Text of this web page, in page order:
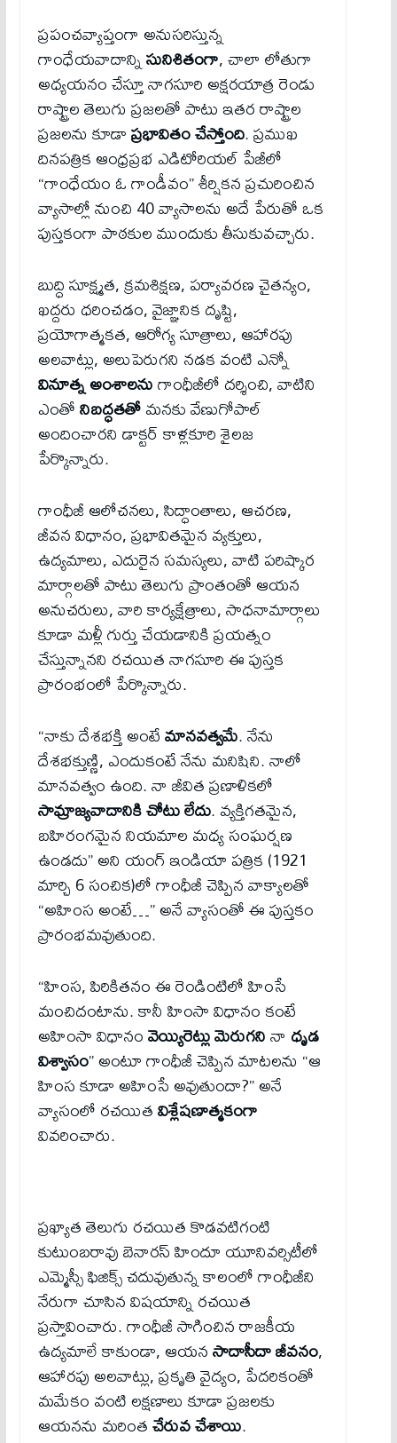
ప్రపంచవ్యాప్తంగా అనుసరిస్తున్న
గాంధేయవాదాన్నిసునిశితంగా, చాలా లోతుగా
అధ్యయనం చేస్తూ నాగసూరి అక్షరయాత్ర రెండు
రాష్ట్రాల తెలుగు ప్రజలతో పాటు ఇతర రాష్ట్రాల
ప్రజలను కూడాప్రభావితం చేస్తోంది. ప్రముఖ
దినపత్రిక ఆంధ్రప్రభ ఎడిటోరియల్ పేజీలో
“గాంధేయం ఓ గాండీవం” శీర్షికన ప్రచురించిన
వ్యాసాల్లో నుంచి 40 వ్యాసాలను అదే పేరుతో ఒక
పుస్తకంగా పాఠకుల ముందుకు తీసుకువచ్చారు.
బుద్ధి సూక్ష్మత, క్రమశిక్షణ, పర్యావరణ చైతన్యం,
ఖద్దరు ధరించడం, వైజ్ఞానిక దృష్టి,
ప్రయోగాత్మకత, ఆరోగ్య సూత్రాలు, ఆహారపు
అలవాట్లు, అలుపెరుగని నడక వంటి ఎన్నో
వినూత్న అంశాలనుగాంధీజీలో దర్శించి, వాటిని
ఎంతోనిబద్ధతతోమనకు వేణుగోపాల్
అందించారని డాక్టర్ కాళ్లకూరి శైలజ
పేర్కొన్నారు.
గాంధీజీ ఆలోచనలు, సిద్ధాంతాలు, ఆచరణ,
జీవన విధానం, ప్రభావితమైన వ్యక్తులు,
ఉద్యమాలు, ఎదురైన సమస్యలు, వాటి పరిష్కార
మార్గాలతో పాటు తెలుగు ప్రాంతంతో ఆయన
అనుచరులు, వారి కార్యక్షేత్రాలు, సాధనామార్గాలు
కూడా మళ్లీ గుర్తు చేయడానికి ప్రయత్నం
చేస్తున్నానని రచయిత నాగసూరి ఈ పుస్తక
ప్రారంభంలో పేర్కొన్నారు.
“నాకు దేశభక్తి అంటేమానవత్వమే. నేను
దేశభక్తుణ్ణి, ఎందుకంటే నేను మనిషిని. నాలో
మానవత్వం ఉంది. నా జీవిత ప్రణాళికలో
సామ్రాజ్యవాదానికి చోటు లేదు. వ్యక్తిగతమైన,
బహిరంగమైన నియమాల మధ్య సంఘర్షణ
ఉండదు” అని యంగ్ ఇండియా పత్రిక (1921
మార్చి 6 సంచిక)లో గాంధీజీ చెప్పిన వాక్యాలతో
“అహింస అంటే…” అనే వ్యాసంతో ఈ పుస్తకం
ప్రారంభమవుతుంది.
“హింస, పిరికితనం ఈ రెండింటిలో హింసే
మంచిదంటాను. కానీ హింసా విధానం కంటే
అహింసా విధానంవెయ్యిరెట్లు మెరుగనినాధృడ
విశ్వాసం” అంటూ గాంధీజీ చెప్పిన మాటలను “ఆ
హింస కూడా అహింసే అవుతుందా?” అనే
వ్యాసంలో రచయితవిశ్లేషణాత్మకంగా
వివరించారు.
ప్రఖ్యాత తెలుగు రచయిత కొడవటిగంటి
కుటుంబరావు బెనారస్ హిందూ యూనివర్సిటీలో
ఎమ్మెస్సీ ఫిజిక్స్ చదువుతున్న కాలంలో గాంధీజీని
నేరుగా చూసిన విషయాన్ని రచయిత
ప్రస్తావించారు. గాంధీజీ సాగించిన రాజకీయ
ఉద్యమాలే కాకుండా, ఆయనసాదాసీదా జీవనం,
ఆహారపు అలవాట్లు, ప్రకృతి వైద్యం, పేదరికంతో
మమేకం వంటి లక్షణాలు కూడా ప్రజలకు
ఆయనను మరింతచేరువ చేశాయి.